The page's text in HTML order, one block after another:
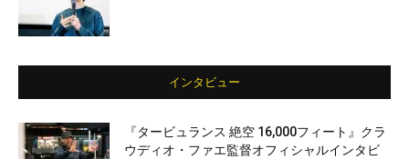
インタビュー
『タービュランス 絶空 16,000フィート』クラ
ウディオ・ファエ監督オフィシャルインタビ